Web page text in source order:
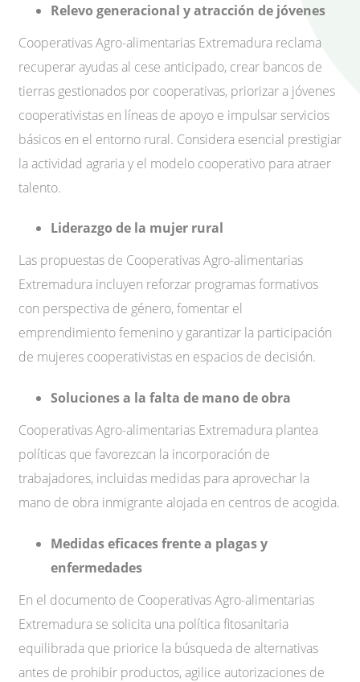
Relevo generacional y atracción de jóvenes
Cooperativas Agro-alimentarias Extremadura reclama
recuperar ayudas al cese anticipado, crear bancos de
tierras gestionados por cooperativas, priorizar a jóvenes
cooperativistas en líneas de apoyo e impulsar servicios
básicos en el entorno rural. Considera esencial prestigiar
la actividad agraria y el modelo cooperativo para atraer
talento.
Liderazgo de la mujer rural
Las propuestas de Cooperativas Agro-alimentarias
Extremadura incluyen reforzar programas formativos
con perspectiva de género, fomentar el
emprendimiento femenino y garantizar la participación
de mujeres cooperativistas en espacios de decisión.
Soluciones a la falta de mano de obra
Cooperativas Agro-alimentarias Extremadura plantea
políticas que favorezcan la incorporación de
trabajadores, incluidas medidas para aprovechar la
mano de obra inmigrante alojada en centros de acogida.
Medidas eficaces frente a plagas y
enfermedades
En el documento de Cooperativas Agro-alimentarias
Extremadura se solicita una política fitosanitaria
equilibrada que priorice la búsqueda de alternativas
antes de prohibir productos, agilice autorizaciones de